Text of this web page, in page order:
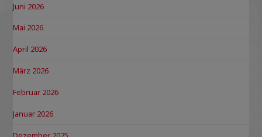
Juni 2026
Mai 2026
April 2026
März 2026
Februar 2026
Januar 2026